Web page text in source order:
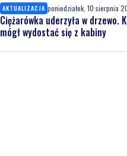
AKTUALIZACJA poniedziałek, 10 sierpnia
Ciężarówka uderzyła w drzewo.
mógł wydostać się z kabiny